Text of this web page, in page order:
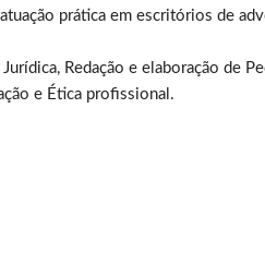
prática em escritórios de
Redação e elaboração de
e Ética profissional.